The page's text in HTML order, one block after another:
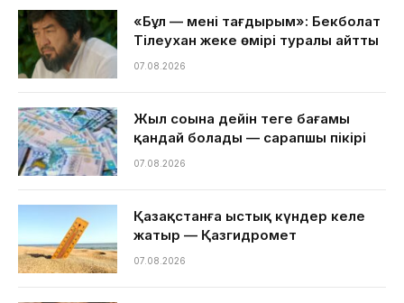
«Бұл — менің тағдырым»: Бекболат
Тілеухан жеке өмірі туралы айтты
07.08.2026
Жыл соңына дейін теңге бағамы
қандай болады — сарапшы пікірі
07.08.2026
Қазақстанға ыстық күндер келе
жатыр — Қазгидромет
07.08.2026